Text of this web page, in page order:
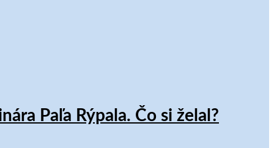
Paľa Rýpala. Čo si želal?